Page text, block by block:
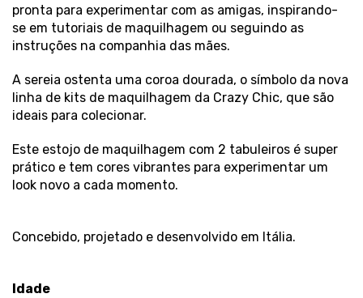
pronta para experimentar com as amigas, inspirando-
se em tutoriais de maquilhagem ou seguindo as
instruções na companhia das mães.
A sereia ostenta uma coroa dourada, o símbolo da nova
linha de kits de maquilhagem da Crazy Chic, que são
ideais para colecionar.
Este estojo de maquilhagem com 2 tabuleiros é super
prático e tem cores vibrantes para experimentar um
look novo a cada momento.
Concebido, projetado e desenvolvido em Itália.
Idade